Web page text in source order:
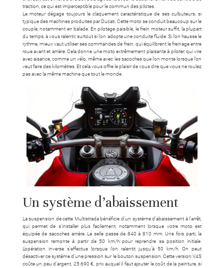
traction, ce qui est imperceptible pour le commun des pilotes.
Le moteur dégage toujours le claquement caractéristique de ses culbuteurs, si
typique des machines produites par Ducati. Cette moto se conduit beaucoup sur le
couple, notamment en balade. En pilotage paisible, le frein moteur suffit, la plupart
du temps, à vous ralentir, surtout si l’on adopte une conduite fluide. Si l’on hausse le
rythme, mieux vaut utiliser ses commandes de frein, qui équilibrent le freinage entre
roue avant et arrière. Cela donne une moto extrêmement plaisante à piloter, qui vire
avec aisance, comme un vélo, même avec les sacoches que l’on monte lorsque l’on
veut faire des kilomètres. Et cela vous offre le plaisir de vous dire que vous ne roulez
pas avec la même machine que tout le monde.
Un système d’abaissement
La suspension de cette Multistrada bénéficie d’un système d’abaissement à l’arrêt,
qui permet de s’installer plus facilement, notamment lorsque votre moto est
équipée de sacoches arrière. La selle passe de 840 à 810 mm. Une fois parti, la
suspension remonte à partir de 50 km/h pour reprendre sa position initiale.
L’opération inverse s’effectue lorsque l’on ralentit jusqu’à 50 km/h. On peut
désactiver ce système d’une pression sur le bouton suspension. Cette version V4S
coûte un peu d’argent, 25.690 €, prix auquel il faut ajouter le coût de la peinture, si